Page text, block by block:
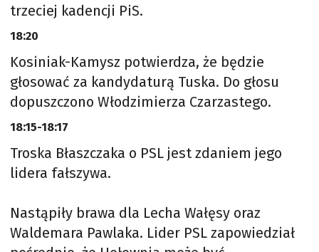
trzeciej kadencji PiS.
18:20
Kosiniak-Kamysz potwierdza, że będzie
głosować za kandydaturą Tuska. Do głosu
dopuszczono Włodzimierza Czarzastego.
18:15-18:17
Troska Błaszczaka o PSL jest zdaniem jego
lidera fałszywa.
Nastąpiły brawa dla Lecha Wałęsy oraz
Waldemara Pawlaka. Lider PSL zapowiedział